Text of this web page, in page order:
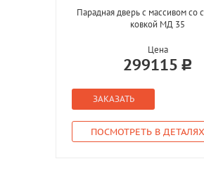
Парадная дверь с массивом со
ковкой МД 35
Цена
299115
ЗАКАЗАТЬ
ПОСМОТРЕТЬ В ДЕТАЛЯХ